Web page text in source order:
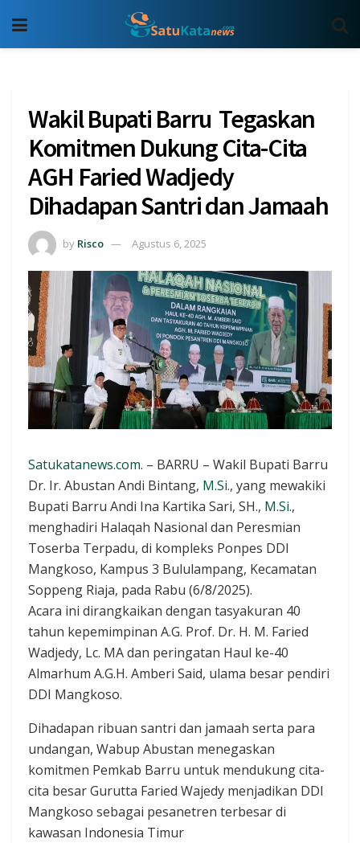
Wakil Bupati Barru Tegaskan
Komitmen Dukung Cita-Cita
AGH Faried Wadjedy
Dihadapan Santri dan Jamaah
by Risco Agustus 6, 2025
Satukatanews.com. – BARRU – Wakil Bupati Barru
Dr. Ir. Abustan Andi Bintang, M.Si., yang mewakiki
Bupati Barru Andi Ina Kartika Sari, SH., M.Si.,
menghadiri Halaqah Nasional dan Peresmian
Toserba Terpadu, di kompleks Ponpes DDI
Mangkoso, Kampus 3 Bululampang, Kecamatan
Soppeng Riaja, pada Rabu (6/8/2025).
Acara ini dirangkaikan dengan tasyakuran 40
tahun kepemimpinan A.G. Prof. Dr. H. M. Faried
Wadjedy, Lc. MA dan peringatan Haul ke-40
Almarhum A.G.H. Amberi Said, ulama besar pendiri
DDI Mangkoso.
Dihadapan ribuan santri dan jamaah serta para
undangan, Wabup Abustan menegaskan
komitmen Pemkab Barru untuk mendukung cita-
cita besar Gurutta Faried Wajedy menjadikan DDI
Mangkoso sebagai pesanetren terbesar di
kawasan Indonesia Timur